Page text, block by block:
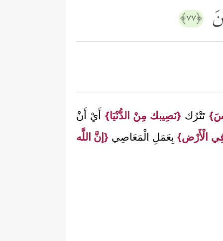
﴿٧٧﴾
تَتْرُك {نَصِيبك مِنْ الدُّنْيَا} أَيْ أَنْ
الْأَرْض}بِعَمَلِ الْمَعَاصِي {إنَّ اللَّه